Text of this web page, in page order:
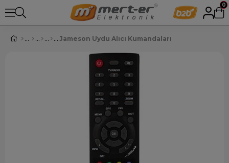
0
Jameson Uydu Alıcı Kumandaları